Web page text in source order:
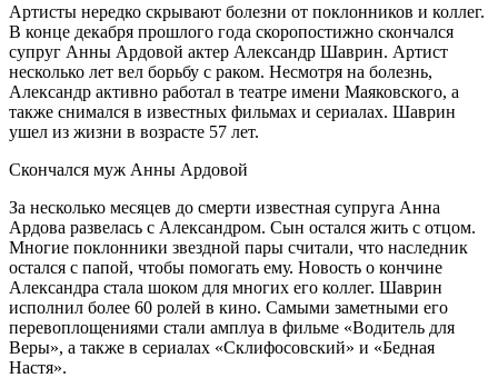
Артисты нередко скрывают болезни от поклонников и коллег.
В конце декабря прошлого года скоропостижно скончался
супруг Анны Ардовой актер Александр Шаврин. Артист
несколько лет вел борьбу с раком. Несмотря на болезнь,
Александр активно работал в театре имени Маяковского, а
также снимался в известных фильмах и сериалах. Шаврин
ушел из жизни в возрасте 57 лет.
Скончался муж Анны Ардовой
За несколько месяцев до смерти известная супруга Анна
Ардова развелась с Александром. Сын остался жить с отцом.
Многие поклонники звездной пары считали, что наследник
остался с папой, чтобы помогать ему. Новость о кончине
Александра стала шоком для многих его коллег. Шаврин
исполнил более 60 ролей в кино. Самыми заметными его
перевоплощениями стали амплуа в фильме «Водитель для
Веры», а также в сериалах «Склифосовский» и «Бедная
Настя».